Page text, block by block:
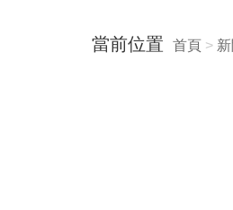
當前位置 首頁 >